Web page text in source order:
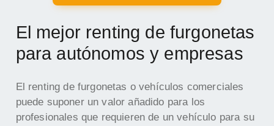
El mejor renting de furgonetas
para autónomos y empresas
El renting de furgonetas o vehículos comerciales
puede suponer un valor añadido para los
profesionales que requieren de un vehículo para su